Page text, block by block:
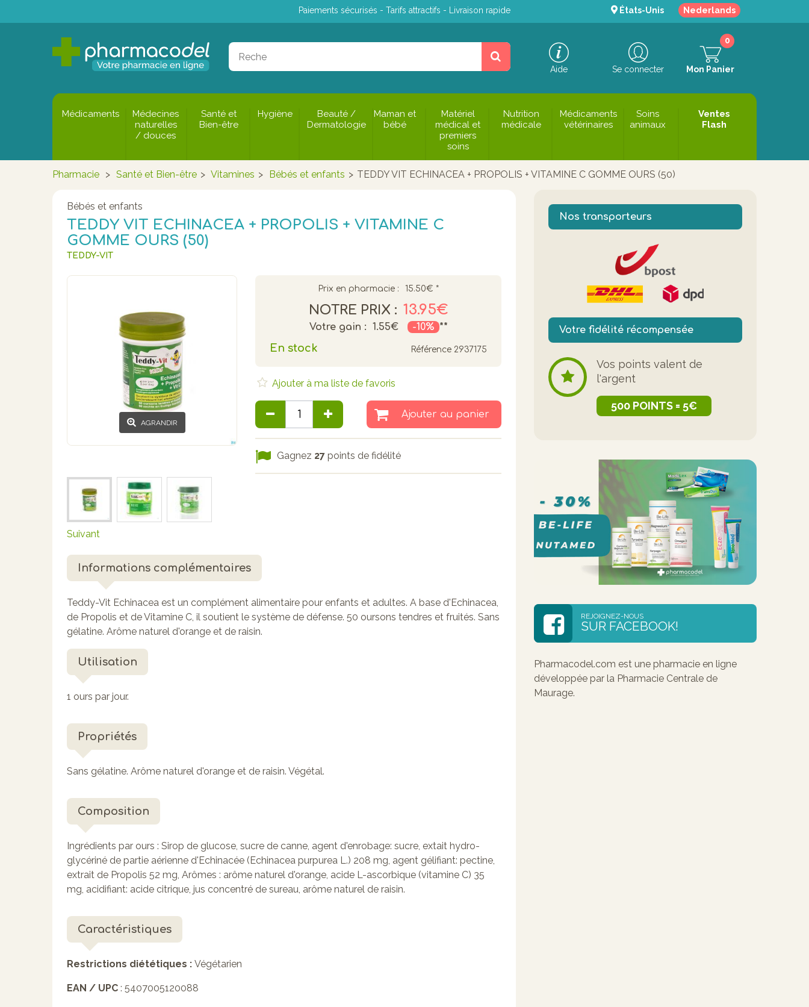
Paiements sécurisés - Tarifs attractifs - Livraison rapide États-Unis Nederlands
Aide Se connecter Mon Panier
0
Médicaments
Médecines
naturelles
/ douces
Santé et
Bien-être
Hygiène
Beauté /
Dermatologie
Maman et
bébé
Matériel
médical et
premiers
soins
Nutrition
médicale
Médicaments
vétérinaires
Soins
animaux
Ventes
Flash
Pharmacie > Santé et Bien-être > Vitamines > Bébés et enfants > TEDDY VIT ECHINACEA + PROPOLIS + VITAMINE C GOMME OURS (50)
Bébés et enfants
TEDDY VIT ECHINACEA + PROPOLIS + VITAMINE C
GOMME OURS (50)
TEDDY-VIT
AGRANDIR
Suivant
Prix en pharmacie : 15.50€ *
NOTRE PRIX : 13.95€
Votre gain : 1.55€ -10% **
En stock Référence 2937175
Ajouter à ma liste de favoris
Ajouter au panier
Gagnez 27 points de fidélité
Informations complémentaires
Teddy-Vit Echinacea est un complément alimentaire pour enfants et adultes. A base d'Echinacea,
de Propolis et de Vitamine C, il soutient le système de défense. 50 oursons tendres et fruités. Sans
gélatine. Arôme naturel d'orange et de raisin.
Utilisation
1 ours par jour.
Propriétés
Sans gélatine. Arôme naturel d'orange et de raisin. Végétal.
Composition
Ingrédients par ours : Sirop de glucose, sucre de canne, agent d'enrobage: sucre, extait hydro-
glycériné de partie aérienne d'Echinacée (Echinacea purpurea L.) 208 mg, agent gélifiant: pectine,
extrait de Propolis 52 mg, Arômes : arôme naturel d'orange, acide L-ascorbique (vitamine C) 35
mg, acidifiant: acide citrique, jus concentré de sureau, arôme naturel de raisin.
Caractéristiques
Restrictions diététiques : Végétarien
EAN / UPC : 5407005120088
Nos transporteurs
Votre fidélité récompensée
Vos points valent de
l'argent
500 POINTS = 5€
REJOIGNEZ-NOUS
SUR FACEBOOK!
Pharmacodel.com est une pharmacie en ligne
développée par la Pharmacie Centrale de
Maurage.